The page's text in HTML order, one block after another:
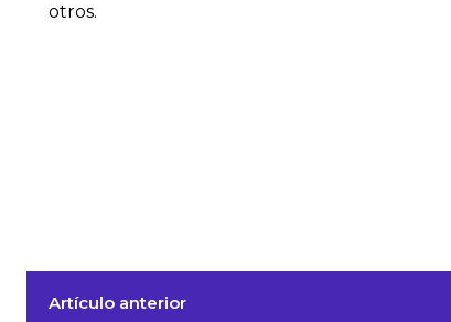
otros.
Artículo anterior